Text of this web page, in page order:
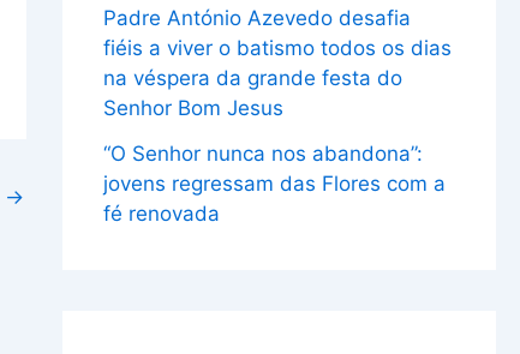
→
Padre António Azevedo desafia
fiéis a viver o batismo todos os dias
na véspera da grande festa do
Senhor Bom Jesus
“O Senhor nunca nos abandona”:
jovens regressam das Flores com a
fé renovada